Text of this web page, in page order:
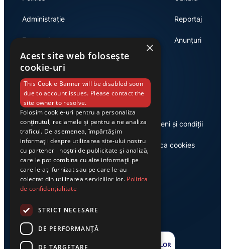
Administrație
Economie
Reportaj
Anunțuri
Link-uri utile
Despre noi
Casa de editură Exclusiv
Termeni și condiții
Politica cookies
×
Acest site web folosește
cookie-uri
This Cookie Banner will be disabled soon
due to account issues. Please contact the
site owner to resolve.
Folosim cookie-uri pentru a personaliza
conținutul, reclamele și pentru a ne analiza
traficul. De asemenea, împărtășim
informații despre utilizarea site-ului nostru
cu partenerii noștri de publicitate și analiză,
care le pot combina cu alte informații pe
care le-ați furnizat sau pe care le-au
colectat din utilizarea serviciilor lor. Politica
de confidențialitate
STRICT NECESARE
DE PERFORMANȚĂ
DE TARGETARE